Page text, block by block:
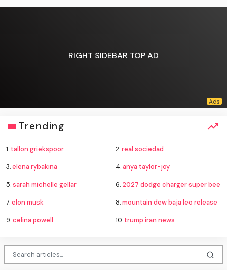
RIGHT SIDEBAR TOP AD
Trending
1. tallon griekspoor 2.real sociedad
3.elena rybakina 4.anya taylor-joy
5.sarah michelle gellar 6. 2027 dodge charger super bee
7.elon musk 8.mountain dew baja leo release
9.celina powell 10. trump iran news